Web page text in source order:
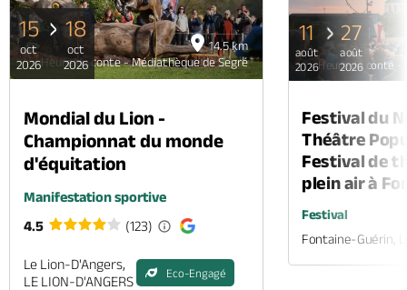
14.5 km
Heure du conte - Médiathèque de Segré
15
oct
2026
18
oct
2026
Mondial du Lion -
Championnat du monde
d'équitation
Manifestation sportive
4.5
(123)
Le Lion-D'Angers,
LE LION-D'ANGERS
Eco-Engagé
Heure du conte -
11
août
2026
27
août
2026
Festival du
Théâtre
Festival de
plein air à
Festival
Fontaine-Guérin,